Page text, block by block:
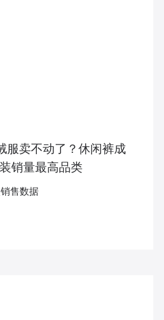
服卖不动了？休闲裤成
销量最高品类
售数据